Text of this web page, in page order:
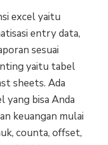
excel yaitu
entry data,
sesuai
yaitu tabel
sheets. Ada
yang bisa Anda
keuangan mulai
counta, offset,